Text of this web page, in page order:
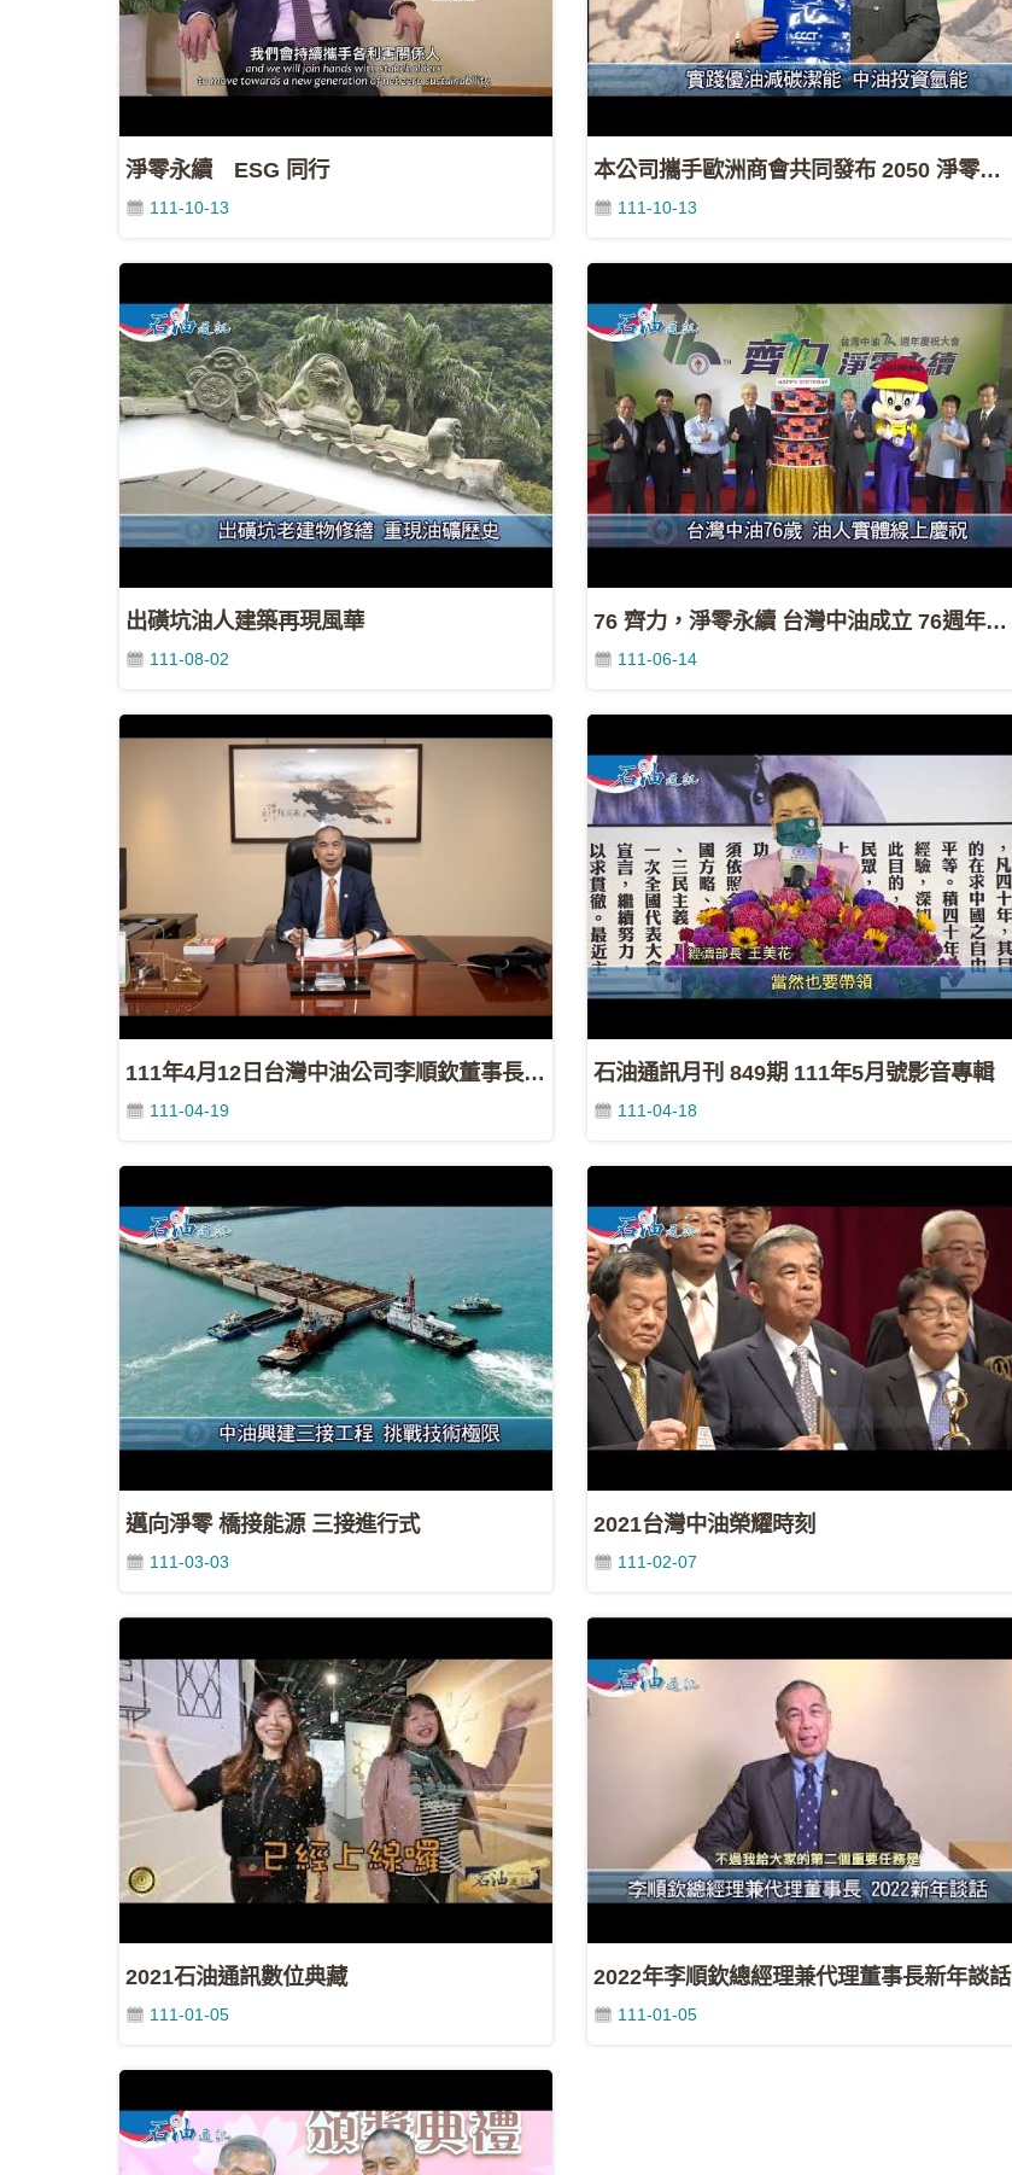
淨零永續 ESG 同行
111-10-13
本公司攜手歐洲商會共同發布 2050 淨零最佳實踐報告書
111-10-13
出磺坑油人建築再現風華
111-08-02
76 齊力，淨零永續 台灣中油成立 76週年慶祝大會
111-06-14
111年4月12日台灣中油公司李順欽董事長致詞
111-04-19
石油通訊月刊 849期 111年5月號影音專輯
111-04-18
邁向淨零 橋接能源 三接進行式
111-03-03
2021台灣中油榮耀時刻
111-02-07
2021石油通訊數位典藏
111-01-05
2022年李順欽總經理兼代理董事長新年談話
111-01-05